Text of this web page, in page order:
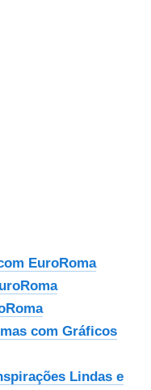
EuroRoma
com Gráficos
Lindas e